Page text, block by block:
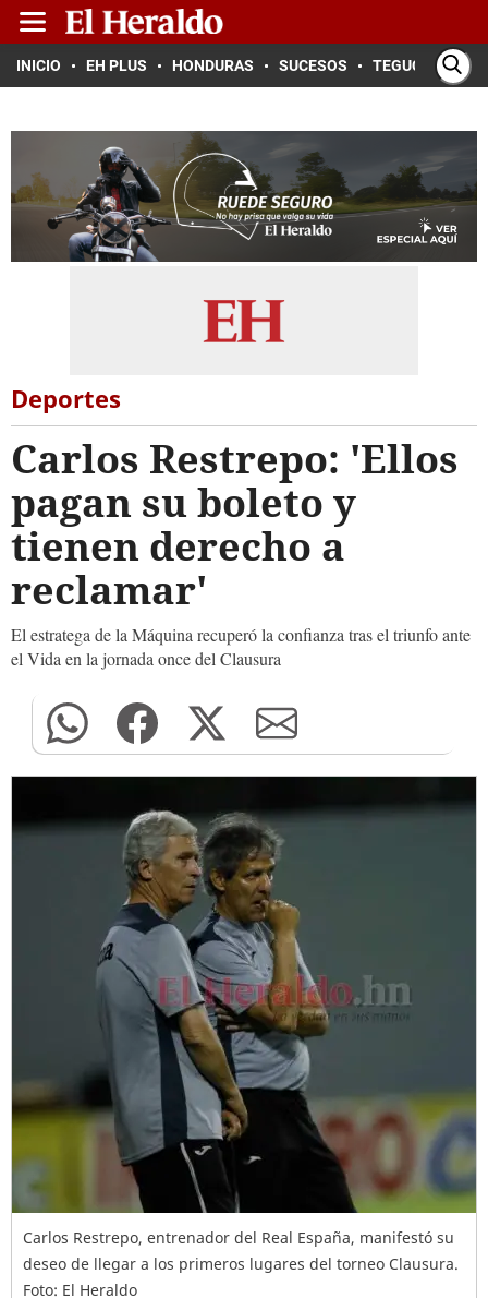
INICIO EH PLUS HONDURAS SUCESOS TEGUCIGALPA
Deportes
Carlos Restrepo: 'Ellos
pagan su boleto y
tienen derecho a
reclamar'
El estratega de la Máquina recuperó la confianza tras el triunfo ante
el Vida en la jornada once del Clausura
Carlos Restrepo, entrenador del Real España, manifestó su
deseo de llegar a los primeros lugares del torneo Clausura.
Foto: El Heraldo